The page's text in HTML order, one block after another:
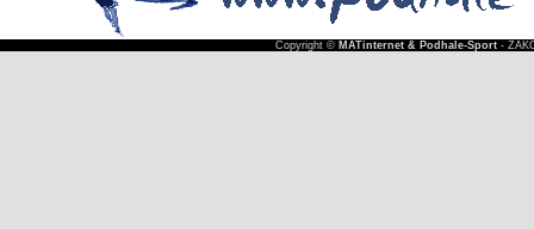
Copyright © MATinternet & Podhale-Sport-